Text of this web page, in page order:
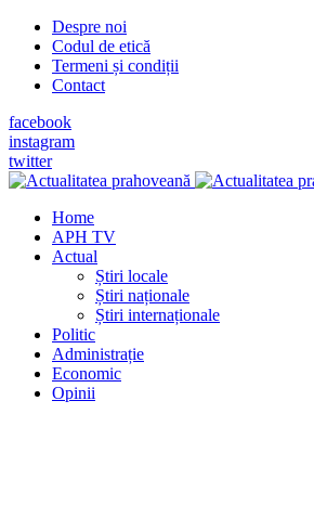
Despre noi
Codul de etică
Termeni și condiții
Contact
facebook
instagram
twitter
Home
APH TV
Actual
Știri locale
Știri naționale
Știri internaționale
Politic
Administrație
Economic
Opinii